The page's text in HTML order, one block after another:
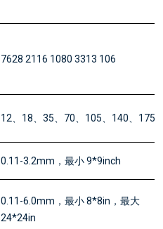
7628 2116 1080 3313 106
12、18、35、70、105、140、175
0.11-3.2mm，最小 9*9inch
0.11-6.0mm，最小 8*8in，最大
24*24in